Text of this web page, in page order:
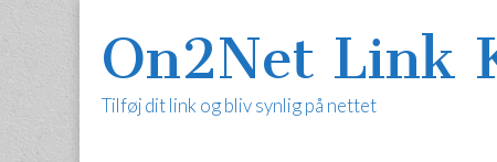
On2Net Link
Tilføj dit link og bliv synlig på nettet